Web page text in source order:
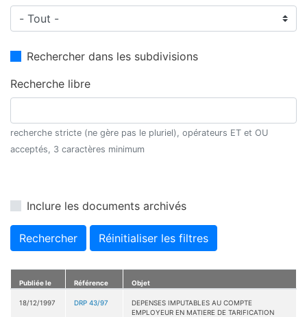
Rechercher dans les subdivisions
Recherche libre
recherche stricte (ne gère pas le pluriel), opérateurs ET et OU
acceptés, 3 caractères minimum
Inclure les documents archivés
Rechercher Réinitialiser les filtres
Publiée le Référence Objet
18/12/1997 DRP 43/97
DEPENSES IMPUTABLES AU COMPTE
EMPLOYEUR EN MATIERE DE TARIFICATION